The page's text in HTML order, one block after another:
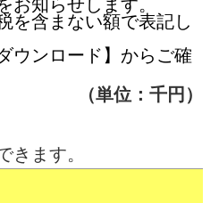
お知らせします。
を含まない額で表記し
ウンロード】からご確
（単位：千円）
きます。